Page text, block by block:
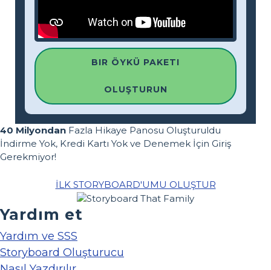
BIR ÖYKÜ PAKETI
OLUŞTURUN
40 Milyondan Fazla Hikaye Panosu Oluşturuldu
İndirme Yok, Kredi Kartı Yok ve Denemek İçin Giriş
Gerekmiyor!
İLK STORYBOARD'UMU OLUŞTUR
Yardım et
Yardım ve SSS
Storyboard Oluşturucu